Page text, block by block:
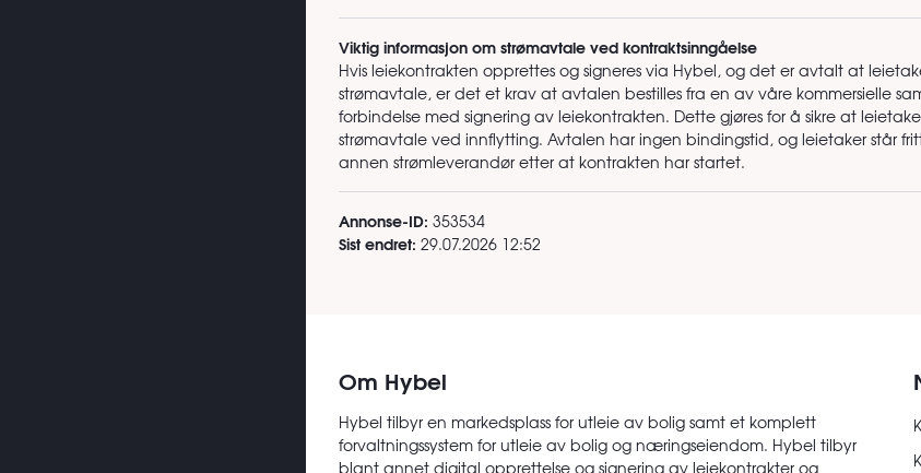
Viktig informasjon om strømavtale ved kontraktsinngåelse
Hvis leiekontrakten opprettes og signeres via Hybel, og det er avtalt at
strømavtale, er det et krav at avtalen bestilles fra en av våre kommersielle
forbindelse med signering av leiekontrakten. Dette gjøres for å sikre at
strømavtale ved innflytting. Avtalen har ingen bindingstid, og leietaker står
annen strømleverandør etter at kontrakten har startet.
Annonse-ID: 353534
Sist endret: 29.07.2026 12:52
Om Hybel
Hybel tilbyr en markedsplass for utleie av bolig samt et komplett
forvaltningssystem for utleie av bolig og næringseiendom. Hybel tilbyr
blant annet digital opprettelse og signering av leiekontrakter og